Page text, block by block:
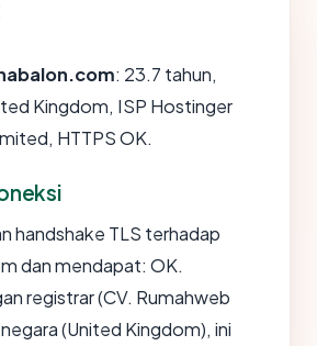
: 23.7 tahun,
Kingdom, ISP Hostinger
HTTPS OK.
handshake TLS terhadap
dan mendapat: OK.
registrar (CV. Rumahweb
(United Kingdom), ini